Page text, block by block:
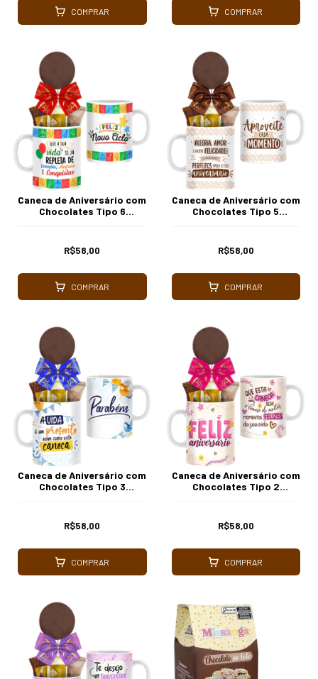
COMPRAR COMPRAR
Caneca de Aniversário com
Chocolates Tipo 6
R$58,00
COMPRAR
Caneca de Aniversário com
Chocolates Tipo 5
R$58,00
COMPRAR
Caneca de Aniversário com
Chocolates Tipo 3
R$58,00
COMPRAR
Caneca de Aniversário com
Chocolates Tipo 2
R$58,00
COMPRAR